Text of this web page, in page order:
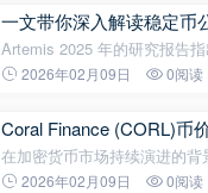
案，SKL 是其原生实用代币
一文带你深入解读稳定币
Artemis 2025 年的研究报告
币结算的经济规模已高达约
领域的费用结构如同一种
2026年02月09日 0阅读
Coral Finance (CORL)币
在加密货币市场持续演进的
为一个去中心化金融 AI 应用
2026年02月09日 0阅读